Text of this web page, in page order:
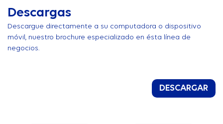
Descargas
Descargue directamente a su computadora o dispositivo
móvil, nuestro brochure especializado en ésta línea de
negocios.
DESCARGAR